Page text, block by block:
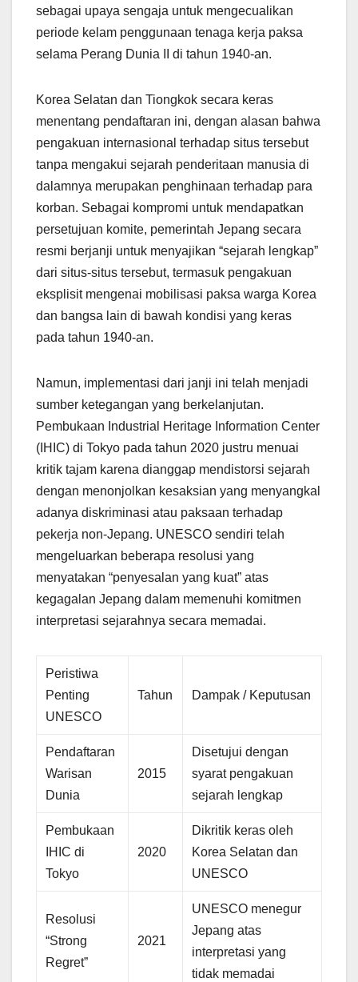
sebagai upaya sengaja untuk mengecualikan
periode kelam penggunaan tenaga kerja paksa
selama Perang Dunia II di tahun 1940-an.
Korea Selatan dan Tiongkok secara keras
menentang pendaftaran ini, dengan alasan bahwa
pengakuan internasional terhadap situs tersebut
tanpa mengakui sejarah penderitaan manusia di
dalamnya merupakan penghinaan terhadap para
korban. Sebagai kompromi untuk mendapatkan
persetujuan komite, pemerintah Jepang secara
resmi berjanji untuk menyajikan “sejarah lengkap”
dari situs-situs tersebut, termasuk pengakuan
eksplisit mengenai mobilisasi paksa warga Korea
dan bangsa lain di bawah kondisi yang keras
pada tahun 1940-an.
Namun, implementasi dari janji ini telah menjadi
sumber ketegangan yang berkelanjutan.
Pembukaan Industrial Heritage Information Center
(IHIC) di Tokyo pada tahun 2020 justru menuai
kritik tajam karena dianggap mendistorsi sejarah
dengan menonjolkan kesaksian yang menyangkal
adanya diskriminasi atau paksaan terhadap
pekerja non-Jepang. UNESCO sendiri telah
mengeluarkan beberapa resolusi yang
menyatakan “penyesalan yang kuat” atas
kegagalan Jepang dalam memenuhi komitmen
interpretasi sejarahnya secara memadai.
Peristiwa
Penting
UNESCO
Tahun Dampak / Keputusan
Pendaftaran
Warisan
Dunia
2015
Disetujui dengan
syarat pengakuan
sejarah lengkap
Pembukaan
IHIC di
Tokyo
2020
Dikritik keras oleh
Korea Selatan dan
UNESCO
Resolusi
“Strong
Regret”
2021
UNESCO menegur
Jepang atas
interpretasi yang
tidak memadai